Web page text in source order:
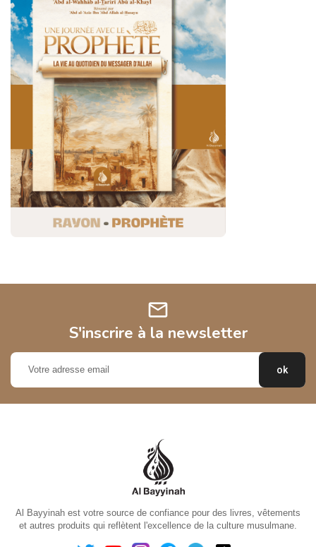
mail
S'inscrire à la newsletter
Al Bayyinah est votre source de confiance pour des livres, vêtements
et autres produits qui reflètent l'excellence de la culture musulmane.